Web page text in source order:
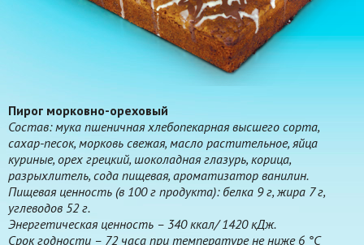
Пирог морковно-ореховый
Состав: мука пшеничная хлебопекарная высшего сорта,
сахар-песок, морковь свежая, масло растительное, яйца
куриные, орех грецкий, шоколадная глазурь, корица,
разрыхлитель, сода пищевая, ароматизатор ванилин.
Пищевая ценность (в 100 г продукта): белка 9 г, жира 7 г,
углеводов 52 г.
Энергетическая ценность – 340 ккал/ 1420 кДж.
Срок годности – 72 часа при температуре не ниже 6 °С